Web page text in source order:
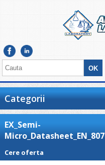
Categorii
EX_Semi-
Cere oferta